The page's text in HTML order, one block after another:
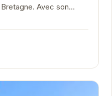
Avec son
extérieur privatif...